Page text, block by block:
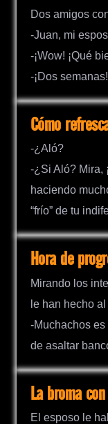
Dos amigos
-Juan, mi
-¡Wow! ¡Qué
-¡Dos semanas!
Cómo
-¿Aló?
-¿Si Aló? Mira,
haciendo
“frío” de tu
Hora de
Mirando los
le han hecho
-Muchachos es
de asaltar
La broma
El esposo le